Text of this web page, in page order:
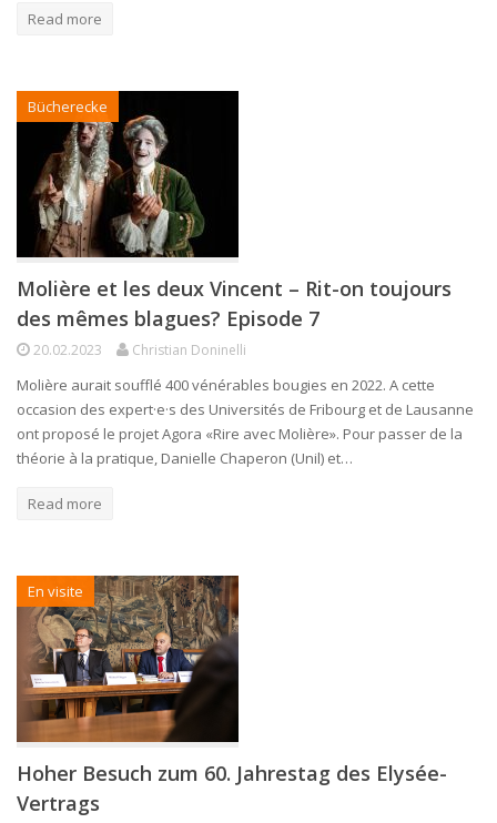
Read more
Bücherecke
Molière et les deux Vincent – Rit-on toujours
des mêmes blagues? Episode 7
20.02.2023 Christian Doninelli
Molière aurait soufflé 400 vénérables bougies en 2022. A cette
occasion des expert·e·s des Universités de Fribourg et de Lausanne
ont proposé le projet Agora «Rire avec Molière». Pour passer de la
théorie à la pratique, Danielle Chaperon (Unil) et…
Read more
En visite
Hoher Besuch zum 60. Jahrestag des Elysée-
Vertrags